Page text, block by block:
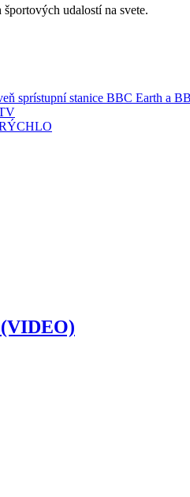
udalostí na svete.
sprístupní stanice BBC Earth a
RÝCHLO
(VIDEO)